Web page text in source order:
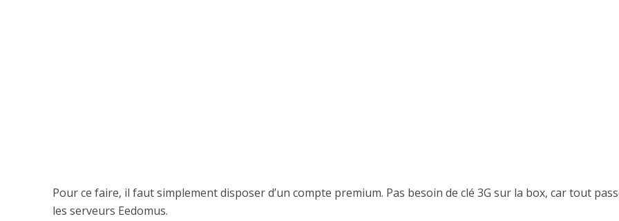
Pour ce faire, il faut simplement disposer d’un compte premium. Pas besoin de clé 3G sur la box, car tout
les serveurs Eedomus.